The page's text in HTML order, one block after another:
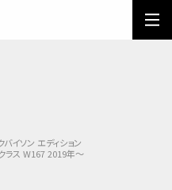
イソン エディション
ラス W167 2019年～